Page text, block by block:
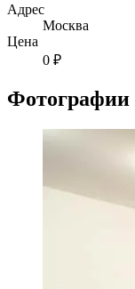
Адрес
Москва
Цена
0 ₽
Фотографии